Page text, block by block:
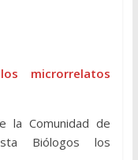
microrrelatos
la Comunidad de
Biólogos los